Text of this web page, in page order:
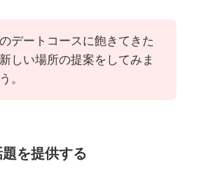
デートコースに飽きてきた
しい場所の提案をしてみま
。
を提供する